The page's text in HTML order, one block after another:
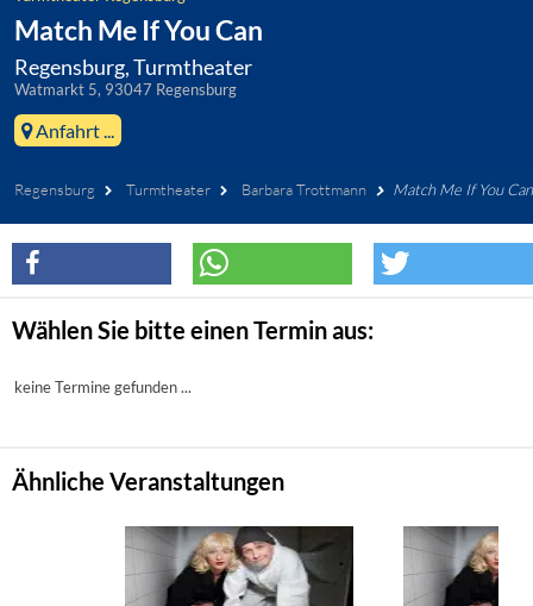
Match Me If You Can
Regensburg, Turmtheater
Watmarkt 5, 93047 Regensburg
Anfahrt ...
Regensburg Turmtheater Barbara Trottmann Match Me If You Can
Wählen Sie bitte einen Termin aus:
keine Termine gefunden ...
Ähnliche Veranstaltungen